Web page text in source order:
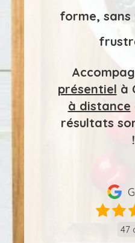
forme, sans
présentiel à
à distance
résultats
!
47